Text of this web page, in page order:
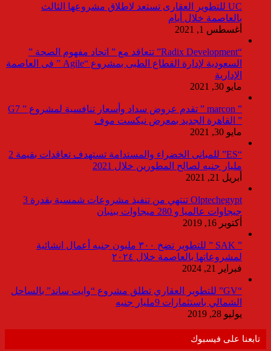
UC للتطوير العقارى تستعد لاطلاق مشروعها الثالث
بالعاصمة خلال أيام
أغسطس 1, 2021
“Radix Development” تتعاقد مع ” اتحاد مفهوم الصحة ”
السعودية لإدارة القطاع الطبى بمشروع “Agile ” فى العاصمة
الإدارية
مايو 30, 2021
” marcon ” تقدم عروض سداد وأسعار تنافسية لمشروع ” G7
” القاهرة الجديد بمعرض نيكست موف
مايو 30, 2021
“ES” للمبانى الخضراء والمستدامة تستهدف تعاقدات بقيمة 2
مليار جنيه لصالح المطورين خلال 2021
أبريل 21, 2021
Olptechegypt تنتهي من تنفيذ مشروعات شمسية بقدرة 3
جيجاوات عالميا و 280 ميجاوات ببنبان
أكتوبر 16, 2019
” SAK ” للتطوير تضخ ٣٠٠ مليون جنيه أعمال انشائية
لمشروعاتها بالعاصمة خلال ٢٠٢٤
فبراير 21, 2024
“GV” للتطوير العقاري تطلق مشروع “وايت ساند” بالساحل
الشمالي باستثمارات 9مليار جنيه
يوليو 28, 2019
تابعنا على فيسبوك